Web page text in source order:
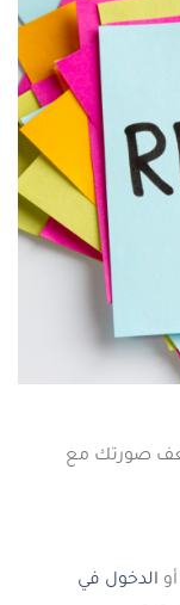
صورتك مع
الدخول في